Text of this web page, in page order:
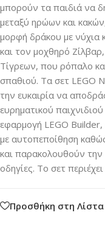
μπορούν τα παιδιά να
μεταξύ ηρώων και
μορφή δράκου με νύχια
και τον μοχθηρό
Τίγρεων, που ρόπαλο
σπαθιού. Τα σετ LEGO
την ευκαιρία να
ευρηματικού
εφαρμογή LEGO
με αυτοπεποίθηση
και παρακολουθούν
οδηγίες. Το σετ
Προσθήκη στη